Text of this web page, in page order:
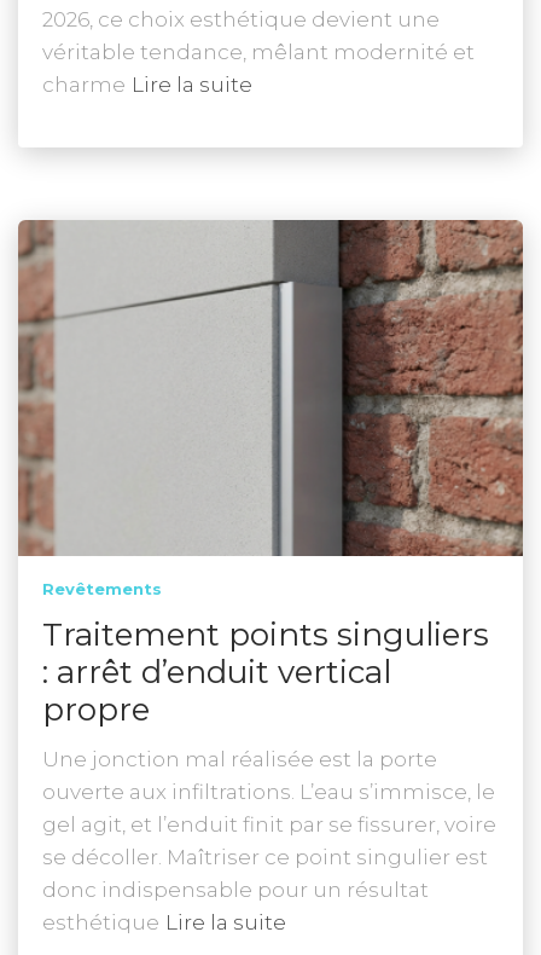
2026, ce choix esthétique devient une
véritable tendance, mêlant modernité et
charme Lire la suite
Revêtements
Traitement points singuliers
: arrêt d’enduit vertical
propre
Une jonction mal réalisée est la porte
ouverte aux infiltrations. L’eau s’immisce, le
gel agit, et l’enduit finit par se fissurer, voire
se décoller. Maîtriser ce point singulier est
donc indispensable pour un résultat
esthétique Lire la suite